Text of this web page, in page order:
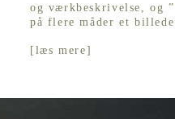
og værkbeskrivelse, og
på flere måder et
[ læs mere]